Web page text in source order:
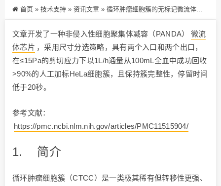
首页 » 技术支持 » 资讯文章 » 循环肿瘤细胞簇的无标记微流体分离技术
文章开发了一种非侵入性细胞聚集体减容（PANDA）
微流
体芯片 ，采用尺寸分选策略，具有两个入口和两个出口，
在≤15Pa的剪切应力下以1L/h通量从100mL全血中成功回收
>90%的人工加标HeLa细胞簇，且保持簇完整性，停留时间
低于20秒。
参考文献：
https://pmc.ncbi.nlm.nih.gov/articles/PMC11515904/
1. 简介
循环肿瘤细胞簇（CTCC）是一类极其稀有但转移性更强、